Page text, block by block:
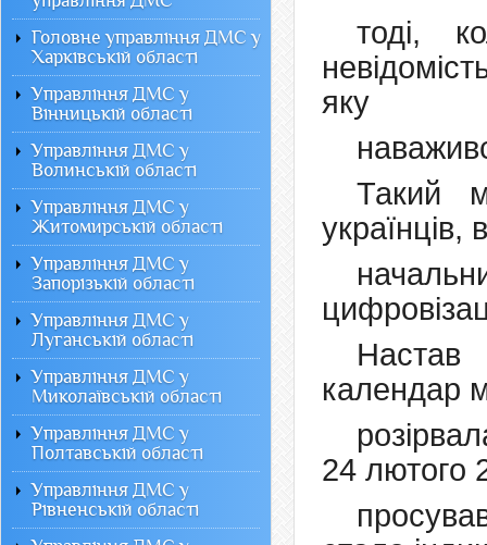
тоді,
яку
Такий
Настав
календар
24 лютого
Головне управління ДМС у
Харківській області
Управління ДМС у
Вінницькій області
Управління ДМС у
Волинській області
Управління ДМС у
Житомирській області
Управління ДМС у
Запорізькій області
Управління ДМС у
Луганській області
Управління ДМС у
Миколаївській області
Управління ДМС у
Полтавській області
Управління ДМС у
Рівненській області